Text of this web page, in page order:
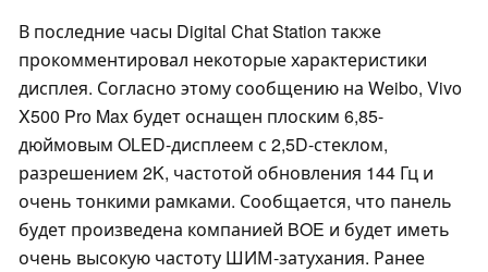
В последние часы Digital Chat Station также
прокомментировал некоторые характеристики
дисплея. Согласно этому сообщению на Weibo, Vivo
X500 Pro Max будет оснащен плоским 6,85-
дюймовым OLED-дисплеем с 2,5D-стеклом,
разрешением 2K, частотой обновления 144 Гц и
очень тонкими рамками. Сообщается, что панель
будет произведена компанией BOE и будет иметь
очень высокую частоту ШИМ-затухания. Ранее